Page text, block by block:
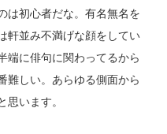
は初心者だな。有名無名を
軒並み不満げな顔をしてい
端に俳句に関わってるから
難しい。あらゆる側面から
います。